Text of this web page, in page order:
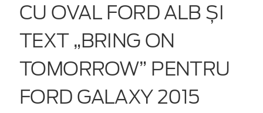
CU OVAL FORD ALB ȘI
TEXT „BRING ON
TOMORROW” PENTRU
FORD GALAXY 2015